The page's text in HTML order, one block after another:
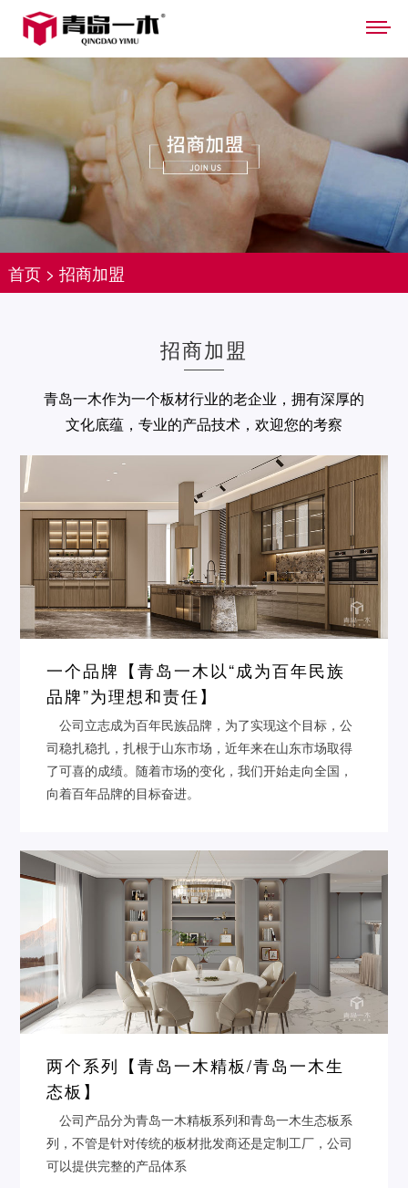
首页> 招商加盟
招商加盟
青岛一木作为一个板材行业的老企业，拥有深厚的
文化底蕴，专业的产品技术，欢迎您的考察
一个品牌【青岛一木以“成为百年民族
品牌”为理想和责任】
公司立志成为百年民族品牌，为了实现这个目标，公
司稳扎稳扎，扎根于山东市场，近年来在山东市场取得
了可喜的成绩。随着市场的变化，我们开始走向全国，
向着百年品牌的目标奋进。
两个系列【青岛一木精板/青岛一木生
态板】
公司产品分为青岛一木精板系列和青岛一木生态板系
列，不管是针对传统的板材批发商还是定制工厂，公司
可以提供完整的产品体系